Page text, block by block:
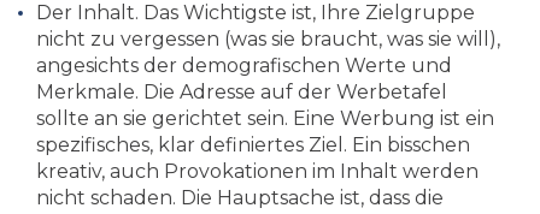
Der Inhalt. Das Wichtigste ist, Ihre Zielgruppe
nicht zu vergessen (was sie braucht, was sie will),
angesichts der demografischen Werte und
Merkmale. Die Adresse auf der Werbetafel
sollte an sie gerichtet sein. Eine Werbung ist ein
spezifisches, klar definiertes Ziel. Ein bisschen
kreativ, auch Provokationen im Inhalt werden
nicht schaden. Die Hauptsache ist, dass die